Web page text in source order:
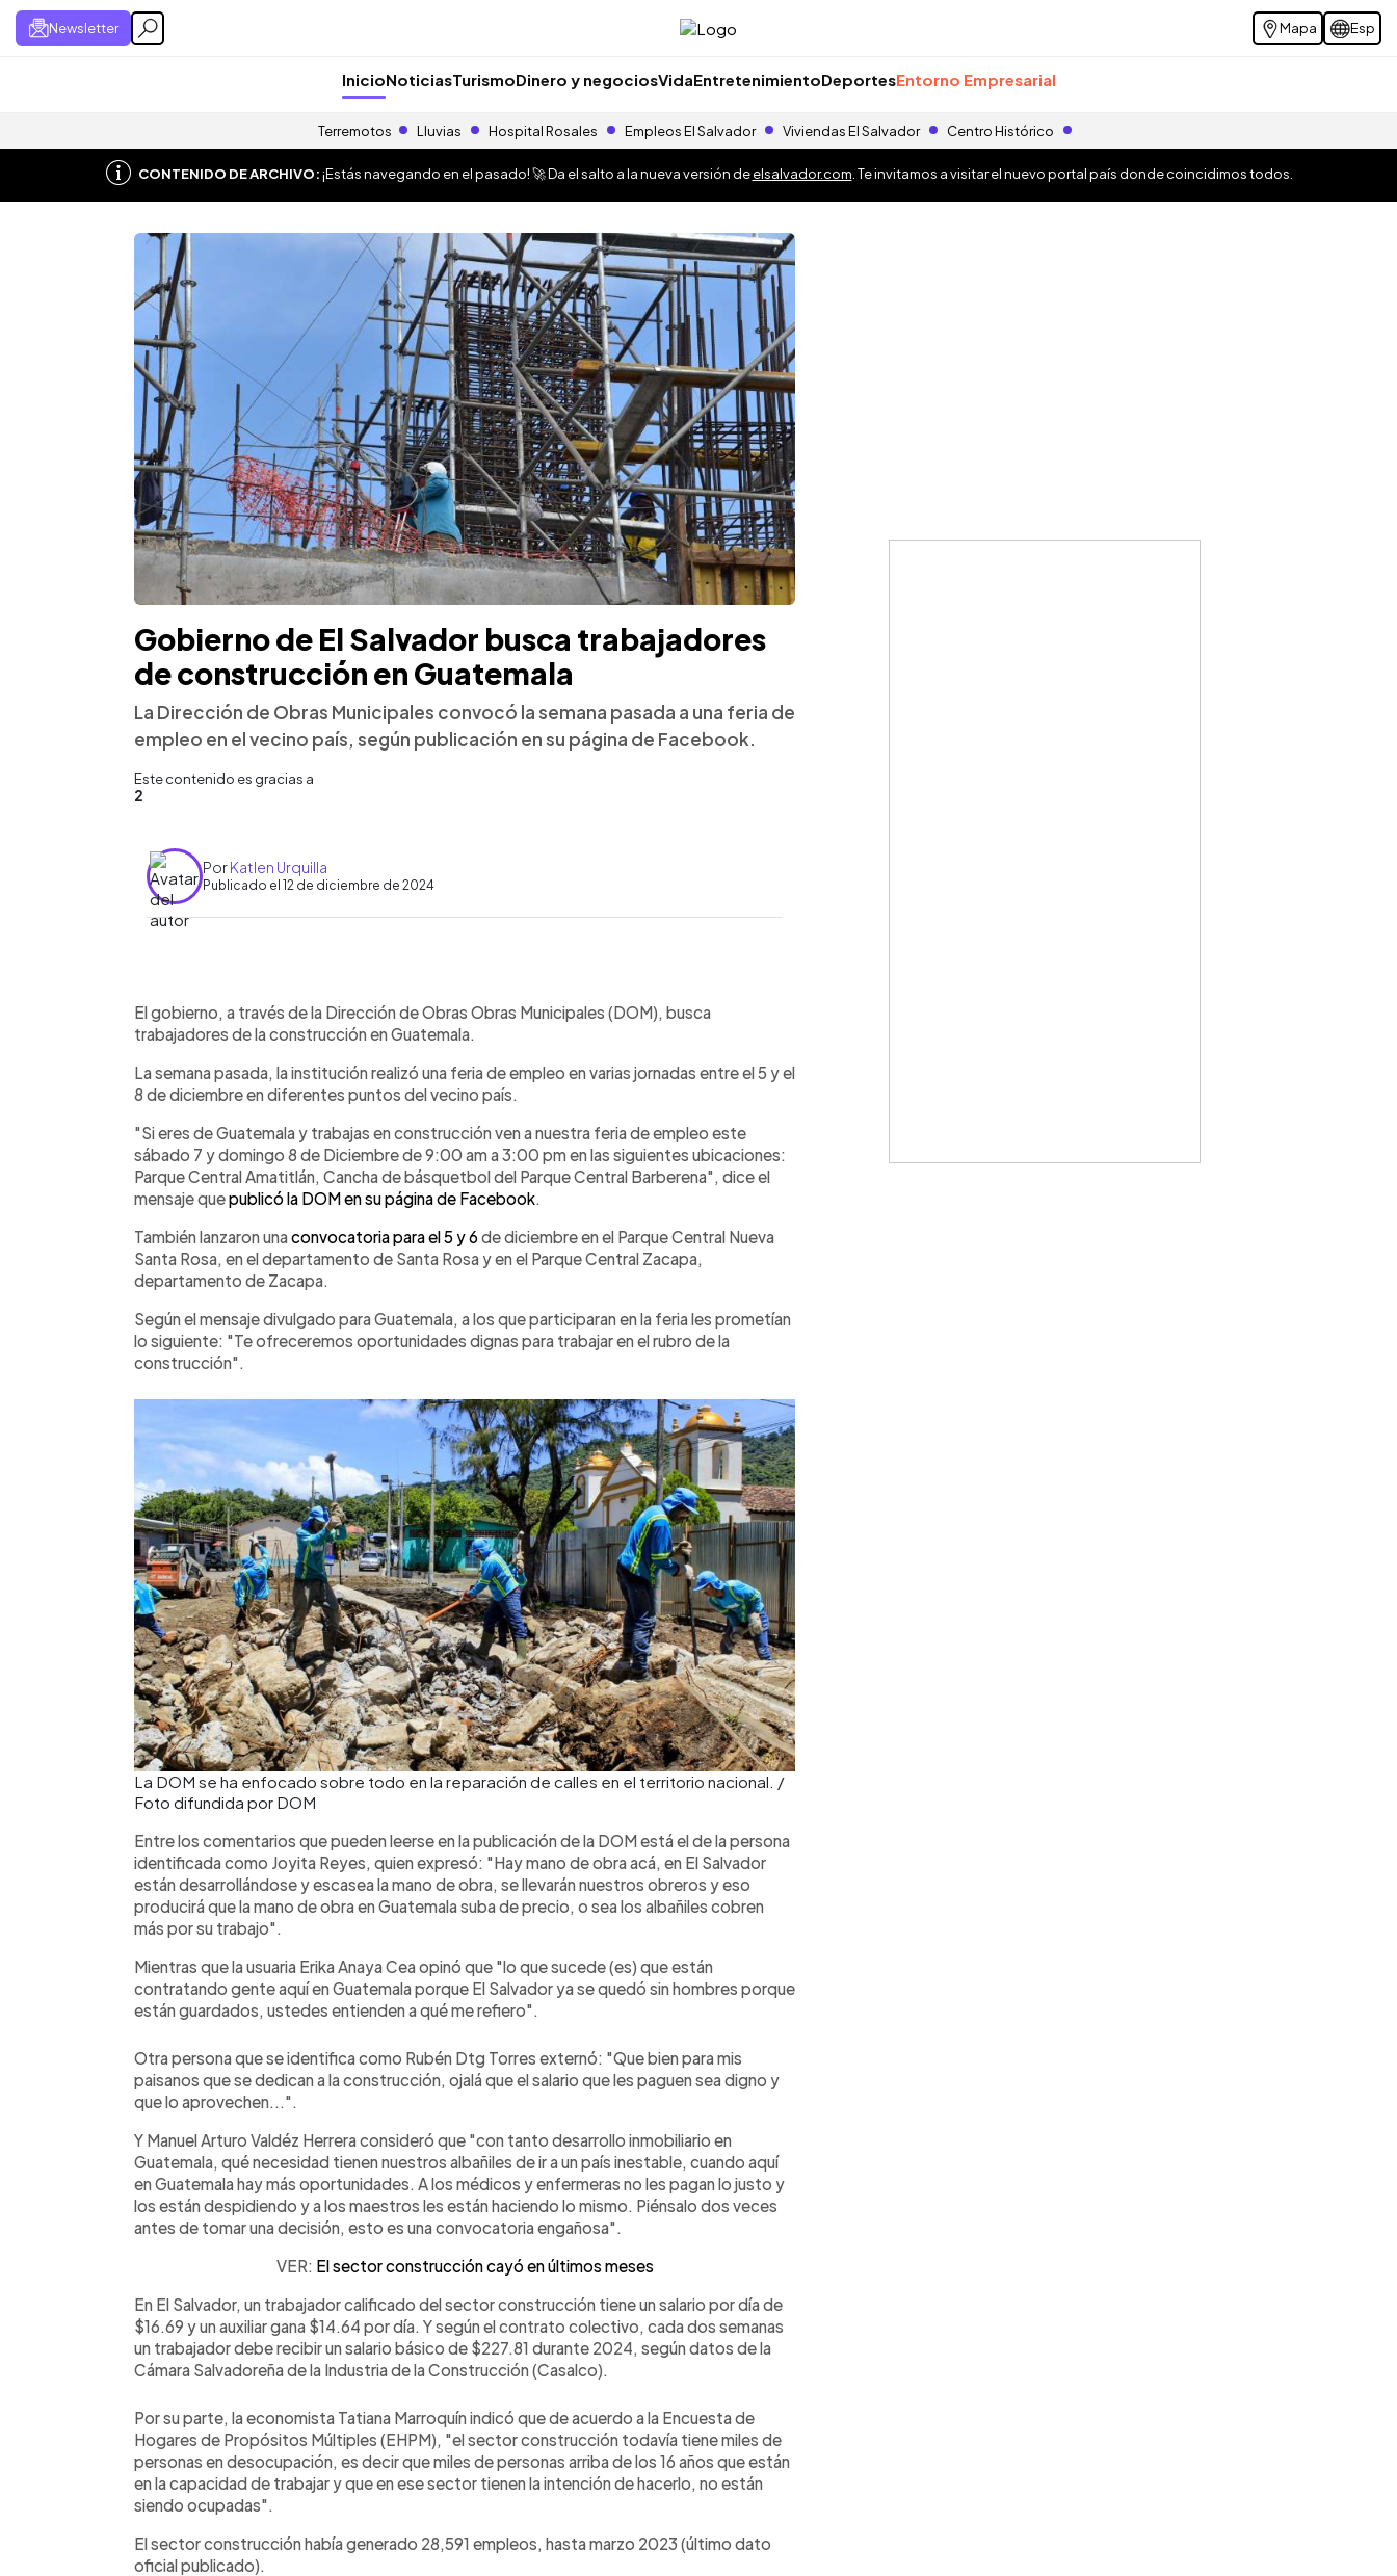
Newsletter Mapa Esp
InicioNoticiasTurismoDinero y negociosVidaEntretenimientoDeportesEntorno Empresarial
Terremotos Lluvias Hospital Rosales Empleos El Salvador Viviendas El Salvador Centro Histórico
CONTENIDO DE ARCHIVO:¡Estás navegando en el pasado! 🚀 Da el salto a la nueva versión deelsalvador.com . Te invitamos a visitar el nuevo portal país donde coincidimos todos.
Gobierno de El Salvador busca trabajadores
de construcción en Guatemala
La Dirección de Obras Municipales convocó la semana pasada a una feria de
empleo en el vecino país, según publicación en su página de Facebook.
Este contenido es gracias a
2
PorKatlen Urquilla
Publicado el 12 de diciembre de 2024
Escuchar artículo
El gobierno, a través de la Dirección de Obras Obras Municipales (DOM), busca
trabajadores de la construcción en Guatemala.
La semana pasada, la institución realizó una feria de empleo en varias jornadas entre el 5 y el
8 de diciembre en diferentes puntos del vecino país.
"Si eres de Guatemala y trabajas en construcción ven a nuestra feria de empleo este
sábado 7 y domingo 8 de Diciembre de 9:00 am a 3:00 pm en las siguientes ubicaciones:
Parque Central Amatitlán, Cancha de básquetbol del Parque Central Barberena", dice el
mensaje quepublicó la DOM en su página de Facebook
También lanzaron unaconvocatoria para el 5 y 6de diciembre en el Parque Central Nueva
Santa Rosa, en el departamento de Santa Rosa y en el Parque Central Zacapa,
departamento de Zacapa.
Según el mensaje divulgado para Guatemala, a los que participaran en la feria les prometían
lo siguiente: "Te ofreceremos oportunidades dignas para trabajar en el rubro de la
construcción".
La DOM se ha enfocado sobre todo en la reparación de calles en el territorio nacional. /
Foto difundida por DOM
Entre los comentarios que pueden leerse en la publicación de la DOM está el de la persona
identificada como Joyita Reyes, quien expresó: "Hay mano de obra acá, en El Salvador
están desarrollándose y escasea la mano de obra, se llevarán nuestros obreros y eso
producirá que la mano de obra en Guatemala suba de precio, o sea los albañiles cobren
más por su trabajo".
Mientras que la usuaria Erika Anaya Cea opinó que "lo que sucede (es) que están
contratando gente aquí en Guatemala porque El Salvador ya se quedó sin hombres porque
están guardados, ustedes entienden a qué me refiero".
Otra persona que se identifica como Rubén Dtg Torres externó: "Que bien para mis
paisanos que se dedican a la construcción, ojalá que el salario que les paguen sea digno y
que lo aprovechen...".
Y Manuel Arturo Valdéz Herrera consideró que "con tanto desarrollo inmobiliario en
Guatemala, qué necesidad tienen nuestros albañiles de ir a un país inestable, cuando aquí
en Guatemala hay más oportunidades. A los médicos y enfermeras no les pagan lo justo y
los están despidiendo y a los maestros les están haciendo lo mismo. Piénsalo dos veces
antes de tomar una decisión, esto es una convocatoria engañosa".
VER: El sector construcción cayó en últimos meses
En El Salvador, un trabajador calificado del sector construcción tiene un salario por día de
$16.69 y un auxiliar gana $14.64 por día. Y según el contrato colectivo, cada dos semanas
un trabajador debe recibir un salario básico de $227.81 durante 2024, según datos de la
Cámara Salvadoreña de la Industria de la Construcción (Casalco).
Por su parte, la economista Tatiana Marroquín indicó que de acuerdo a la Encuesta de
Hogares de Propósitos Múltiples (EHPM), "el sector construcción todavía tiene miles de
personas en desocupación, es decir que miles de personas arriba de los 16 años que están
en la capacidad de trabajar y que en ese sector tienen la intención de hacerlo, no están
siendo ocupadas".
El sector construcción había generado 28,591 empleos, hasta marzo 2023 (último dato
oficial publicado).